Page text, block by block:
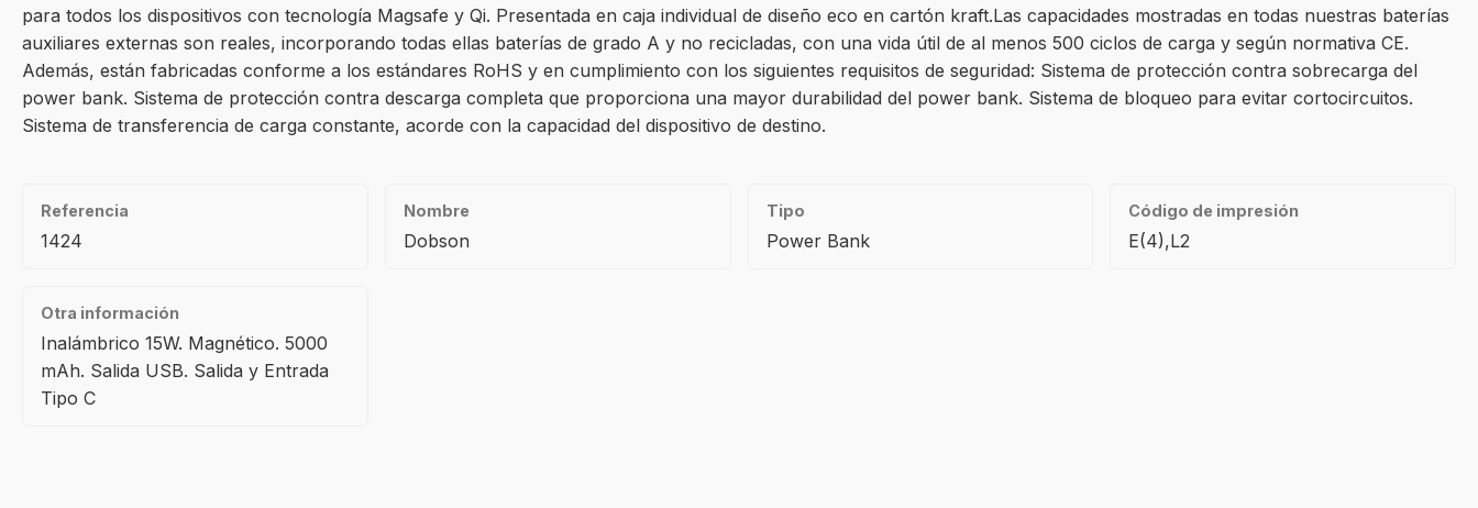
para todos los dispositivos con tecnología Magsafe y Qi. Presentada en caja individual de diseño eco en cartón kraft.Las capacidades mostradas en todas nuestras baterías
auxiliares externas son reales, incorporando todas ellas baterías de grado A y no recicladas, con una vida útil de al menos 500 ciclos de carga y según normativa CE.
Además, están fabricadas conforme a los estándares RoHS y en cumplimiento con los siguientes requisitos de seguridad: Sistema de protección contra sobrecarga del
power bank. Sistema de protección contra descarga completa que proporciona una mayor durabilidad del power bank. Sistema de bloqueo para evitar cortocircuitos.
Sistema de transferencia de carga constante, acorde con la capacidad del dispositivo de destino.
Referencia
1424
Nombre
Dobson
Tipo
Power Bank
Código de impresión
E(4),L2
Otra información
Inalámbrico 15W. Magnético. 5000
mAh. Salida USB. Salida y Entrada
Tipo C